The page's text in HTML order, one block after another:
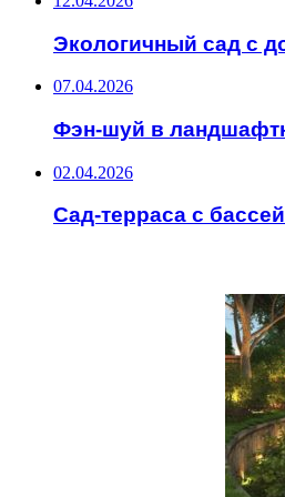
Экологичный сад с
07.04.2026
Фэн-шуй в
02.04.2026
Сад-терраса с